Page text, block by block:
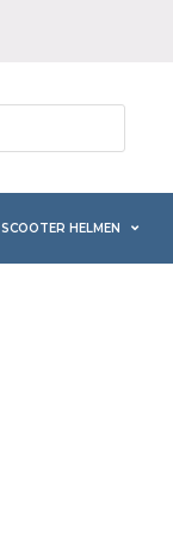
SCOOTER HELMEN